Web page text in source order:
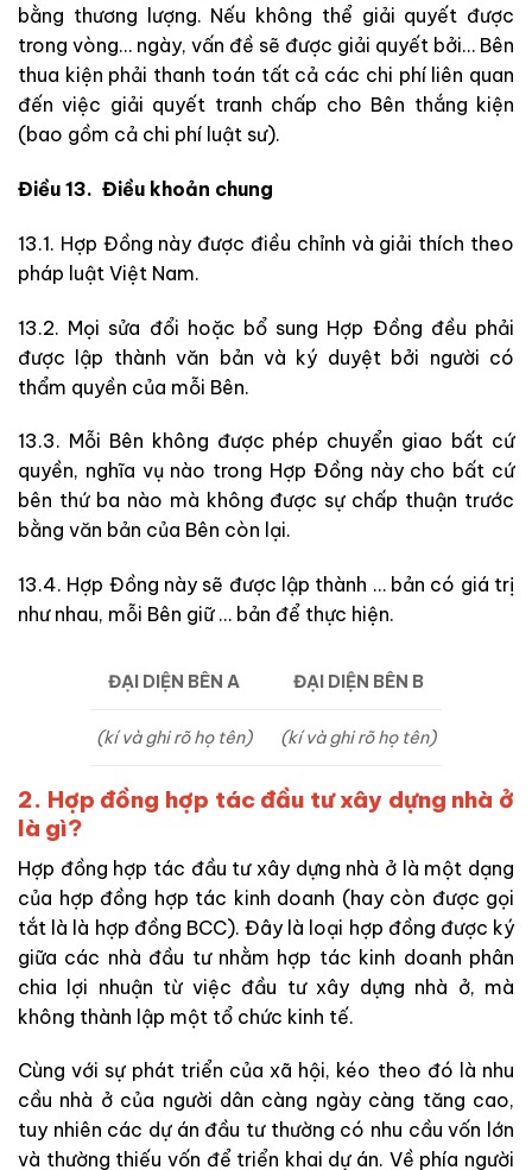
bằng thương lượng. Nếu không thể giải quyết được
trong vòng… ngày, vấn đề sẽ được giải quyết bởi… Bên
thua kiện phải thanh toán tất cả các chi phí liên quan
đến việc giải quyết tranh chấp cho Bên thắng kiện
(bao gồm cả chi phí luật sư).
Điều 13. Điều khoản chung
13.1. Hợp Đồng này được điều chỉnh và giải thích theo
pháp luật Việt Nam.
13.2. Mọi sửa đổi hoặc bổ sung Hợp Đồng đều phải
được lập thành văn bản và ký duyệt bởi người có
thẩm quyền của mỗi Bên.
13.3. Mỗi Bên không được phép chuyển giao bất cứ
quyền, nghĩa vụ nào trong Hợp Đồng này cho bất cứ
bên thứ ba nào mà không được sự chấp thuận trước
bằng văn bản của Bên còn lại.
13.4. Hợp Đồng này sẽ được lập thành … bản có giá trị
như nhau, mỗi Bên giữ … bản để thực hiện.
ĐẠI DIỆN BÊN A ĐẠI DIỆN BÊN B
(kí và ghi rõ họ tên) (kí và ghi rõ họ tên)
2. Hợp đồng hợp tác đầu tư xây dựng nhà ở
là gì?
Hợp đồng hợp tác đầu tư xây dựng nhà ở là một dạng
của hợp đồng hợp tác kinh doanh (hay còn được gọi
tắt là là hợp đồng BCC). Đây là loại hợp đồng được ký
giữa các nhà đầu tư nhằm hợp tác kinh doanh phân
chia lợi nhuận từ việc đầu tư xây dựng nhà ở, mà
không thành lập một tổ chức kinh tế.
Cùng với sự phát triển của xã hội, kéo theo đó là nhu
cầu nhà ở của người dân càng ngày càng tăng cao,
tuy nhiên các dự án đầu tư thường có nhu cầu vốn lớn
và thường thiếu vốn để triển khai dự án. Về phía người